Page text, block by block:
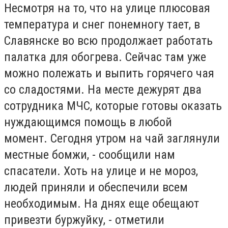
Несмотря на то, что на улице плюсовая
температура и снег понемногу тает, в
Славянске во всю продолжает работать
палатка для обогрева. Сейчас там уже
можно полежать и выпить горячего чая
со сладостями. На месте дежурят два
сотрудника МЧС, которые готовы оказать
нуждающимся помощь в любой
момент. Сегодня утром на чай заглянули
местные бомжи, - сообщили нам
спасатели. Хоть на улице и не мороз,
людей приняли и обеспечили всем
необходимым. На днях еще обещают
привезти буржуйку, - отметили